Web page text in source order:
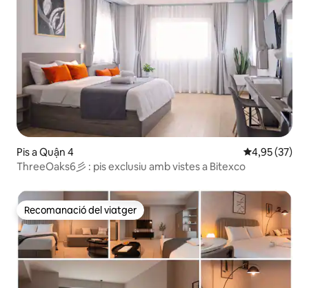
Pis a Quận 4 4,95 de
4,95 (37)
ThreeOaks6彡 : pis exclusiu amb vistes a Bitexco
Recomanació del viatger
Recomanació del viatger